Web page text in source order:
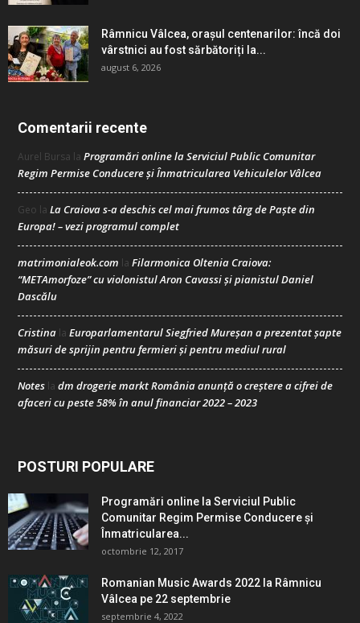
Râmnicu Vâlcea, orașul centenarilor: încă doi
vârstnici au fost sărbătoriți la...
august 6, 2026
Comentarii recente
Aurel Bursa la Programări online la Serviciul Public Comunitar
Regim Permise Conducere şi Înmatricularea Vehiculelor Vâlcea
Geo la La Craiova s-a deschis cel mai frumos târg de Paște din
Europa! – vezi programul complet
matrimonialeok.com la Filarmonica Oltenia Craiova:
“METAmorfoze” cu violonistul Aron Cavassi și pianistul Daniel
Dascălu
Cristina la Europarlamentarul Siegfried Mureșan a prezentat șapte
măsuri de sprijin pentru fermieri și pentru mediul rural
Notes la dm drogerie markt România anunță o creștere a cifrei de
afaceri cu peste 58% în anul financiar 2022 – 2023
POSTURI POPULARE
Programări online la Serviciul Public
Comunitar Regim Permise Conducere şi
Înmatricularea...
octombrie 12, 2017
Romanian Music Awards 2022 la Râmnicu
Vâlcea pe 22 septembrie
septembrie 4, 2022